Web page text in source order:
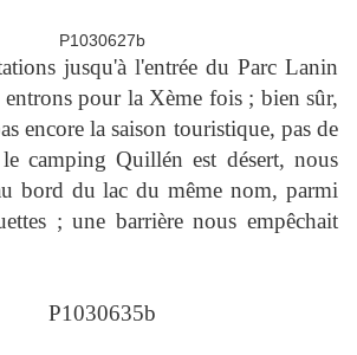
jusqu'à l'entrée du Parc Lanin
pour la Xème fois ; bien sûr,
encore la saison touristique, pas de
camping Quillén est désert, nous
bord du lac du même nom, parmi
; une barrière nous empêchait